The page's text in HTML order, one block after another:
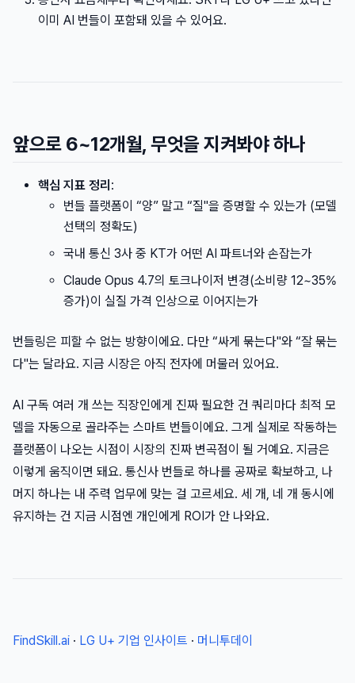
이미 AI 번들이 포함돼 있을 수 있어요.
앞으로 6~12개월, 무엇을 지켜봐야 하나
핵심 지표 정리 :
번들 플랫폼이 “양” 말고 “질"을 증명할 수 있는가 (모델
선택의 정확도)
국내 통신 3사 중 KT가 어떤 AI 파트너와 손잡는가
Claude Opus 4.7의 토크나이저 변경(소비량 12~35%
증가)이 실질 가격 인상으로 이어지는가
번들링은 피할 수 없는 방향이에요. 다만 “싸게 묶는다"와 “잘 묶는
다"는 달라요. 지금 시장은 아직 전자에 머물러 있어요.
AI 구독 여러 개 쓰는 직장인에게 진짜 필요한 건 쿼리마다 최적 모
델을 자동으로 골라주는 스마트 번들이에요. 그게 실제로 작동하는
플랫폼이 나오는 시점이 시장의 진짜 변곡점이 될 거예요. 지금은
이렇게 움직이면 돼요. 통신사 번들로 하나를 공짜로 확보하고, 나
머지 하나는 내 주력 업무에 맞는 걸 고르세요. 세 개, 네 개 동시에
유지하는 건 지금 시점엔 개인에게 ROI가 안 나와요.
FindSkill.ai · LG U+ 기업 인사이트 · 머니투데이